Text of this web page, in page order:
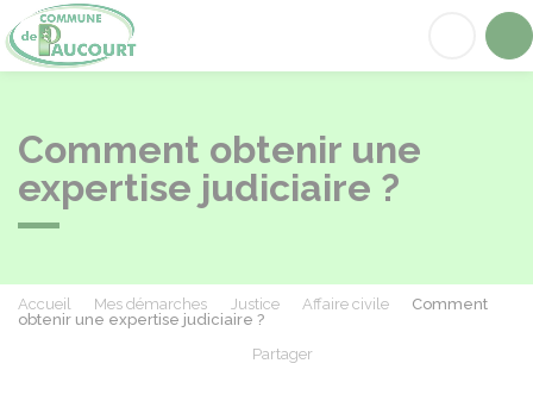
Comment obtenir une
expertise judiciaire ?
Accueil Mes démarches Justice Affaire civile
Comment
obtenir une expertise judiciaire ?
Partager